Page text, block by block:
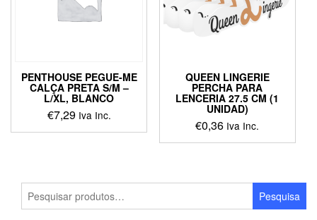
be
chosen
product
page
PENTHOUSE PEGUE-ME
CALÇA PRETA S/M –
L/XL, BLANCO
€7,29 Iva Inc.
This
variants.
The
QUEEN LINGERIE
PERCHA PARA
LENCERIA 27.5 CM (1
UNIDAD)
€0,36 Iva Inc.
por:
Pesquisa